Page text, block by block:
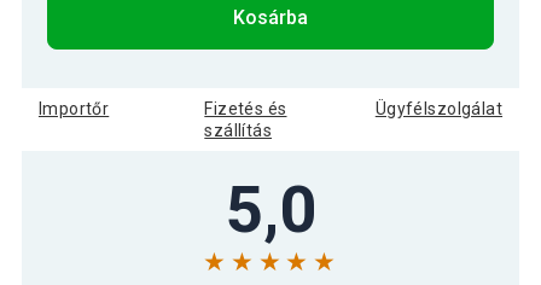
Kosárba
Importőr
Fizetés és
szállítás
Ügyfélszolgálat
5,0